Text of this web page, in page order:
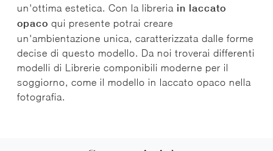
un'ottima estetica. Con la libreria in laccato
opaco qui presente potrai creare
un'ambientazione unica, caratterizzata dalle forme
decise di questo modello. Da noi troverai differenti
modelli di Librerie componibili moderne per il
soggiorno, come il modello in laccato opaco nella
fotografia.